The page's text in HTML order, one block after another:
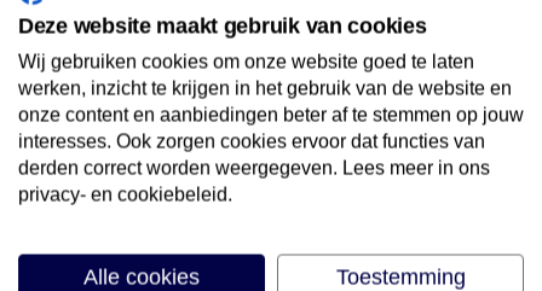
Deze website maakt gebruik van cookies
Wij gebruiken cookies om onze website goed te laten
werken, inzicht te krijgen in het gebruik van de website en
onze content en aanbiedingen beter af te stemmen op jouw
interesses. Ook zorgen cookies ervoor dat functies van
derden correct worden weergegeven. Lees meer in ons
privacy- en cookiebeleid.
Alle cookies
Toestemming